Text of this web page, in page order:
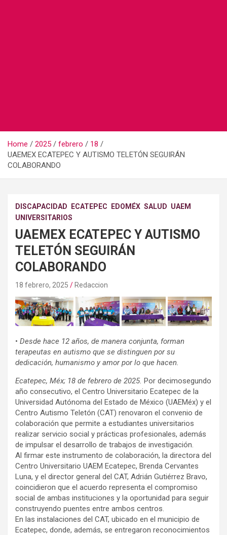
Home 2025 febrero
18
UAEMEX ECATEPEC Y AUTISMO TELETÓN SEGUIRÁN
COLABORANDO
DISCAPACIDAD ECATEPEC EDOMÉX SALUD UAEM
UNIVERSITARIOS
UAEMEX ECATEPEC Y AUTISMO
TELETÓN SEGUIRÁN
COLABORANDO
18 febrero, 2025 Redaccion
• Desde hace 12 años, de manera conjunta, forman
terapeutas en autismo que se distinguen por su
dedicación, humanismo y amor por lo que hacen.
Ecatepec, Méx; 18 de febrero de 2025. Por decimosegundo
año consecutivo, el Centro Universitario Ecatepec de la
Universidad Autónoma del Estado de México (UAEMéx) y el
Centro Autismo Teletón (CAT) renovaron el convenio de
colaboración que permite a estudiantes universitarios
realizar servicio social y prácticas profesionales, además
de impulsar el desarrollo de trabajos de investigación.
Al firmar este instrumento de colaboración, la directora del
Centro Universitario UAEM Ecatepec, Brenda Cervantes
Luna, y el director general del CAT, Adrián Gutiérrez Bravo,
coincidieron que el acuerdo representa el compromiso
social de ambas instituciones y la oportunidad para seguir
construyendo puentes entre ambos centros.
En las instalaciones del CAT, ubicado en el municipio de
Ecatepec, donde, además, se entregaron reconocimientos